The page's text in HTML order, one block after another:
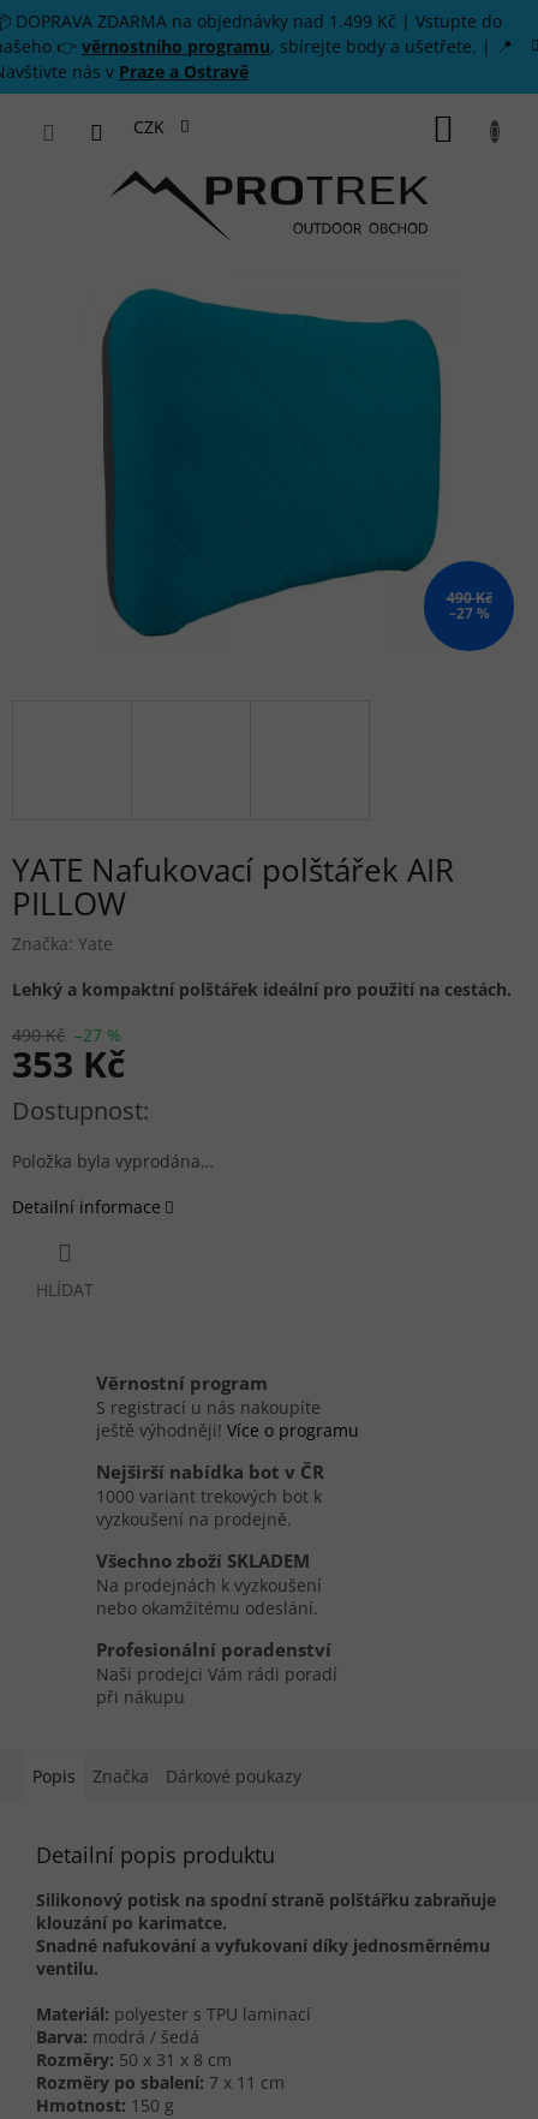
Přejít na obsah
DOPRAVA ZDARMA na objednávky nad 1.499 Kč | Vstupte do
👉 věrnostního programu, sbírejte body a ušetřete. | 📍
nás v Praze a Ostravě
CZK
490 Kč
–27 %
YATE Nafukovací polštářek AIR
PILLOW
Značka: Yate
490 Kč –27 %
353 Kč
Měrná cena:
Položka byla vyprodána…
Lehký a kompaktní polštářek ideální pro použití na cestách.
Detailní informace
HLÍDAT
Věrnostní program
S registrací u nás nakoupíte
ještě výhodněji! Více o programu
Nejširší nabídka bot v ČR
1000 variant trekových bot k
vyzkoušení na prodejně.
Všechno zboží SKLADEM
Na prodejnách k vyzkoušení
nebo okamžitému odeslání.
Profesionální poradenství
Naši prodejci Vám rádi poradí
při nákupu
Popis Značka Dárkové poukazy
Detailní popis produktu
Silikonový potisk na spodní straně polštářku zabraňuje
klouzání po karimatce.
Snadné nafukování a vyfukovaní díky jednosměrnému
ventilu.
Materiál: polyester s TPU laminací
Barva: modrá / šedá
Rozměry: 50 x 31 x 8 cm
Rozměry po sbalení: 7 x 11 cm
Hmotnost: 150 g